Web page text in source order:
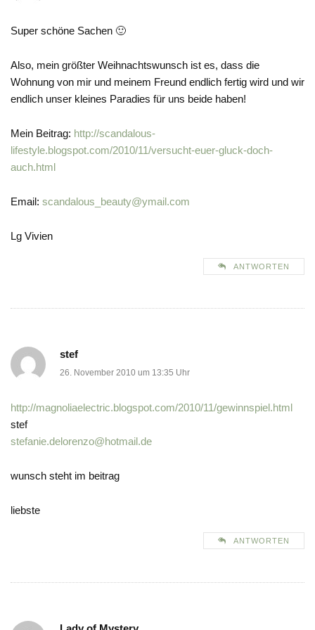
Super schöne Sachen 🙂
Also, mein größter Weihnachtswunsch ist es, dass die
Wohnung von mir und meinem Freund endlich fertig wird und wir
endlich unser kleines Paradies für uns beide haben!
Mein Beitrag: http://scandalous-
lifestyle.blogspot.com/2010/11/versucht-euer-gluck-doch-
auch.html
Email: scandalous_beauty@ymail.com
Lg Vivien
ANTWORTEN
stef
26. November 2010 um 13:35 Uhr
http://magnoliaelectric.blogspot.com/2010/11/gewinnspiel.html
stef
stefanie.delorenzo@hotmail.de
wunsch steht im beitrag
liebste
ANTWORTEN